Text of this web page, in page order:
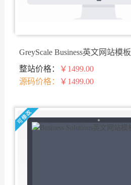
GreyScale Business英文网站模板
整站价格：
￥1499.00
源码价格：
￥1499.00